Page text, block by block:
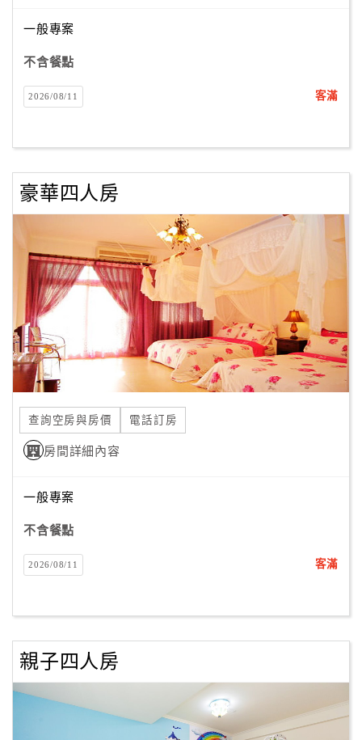
訂
房
Q&A
旅
卡
請
款
收
據
合
作
提
案
店
作
商
合
作
一般專案
不含餐點
2026/08/11 客滿
豪華四人房
查詢空房與房價 電話訂房
房間詳細內容
一般專案
不含餐點
2026/08/11 客滿
親子四人房